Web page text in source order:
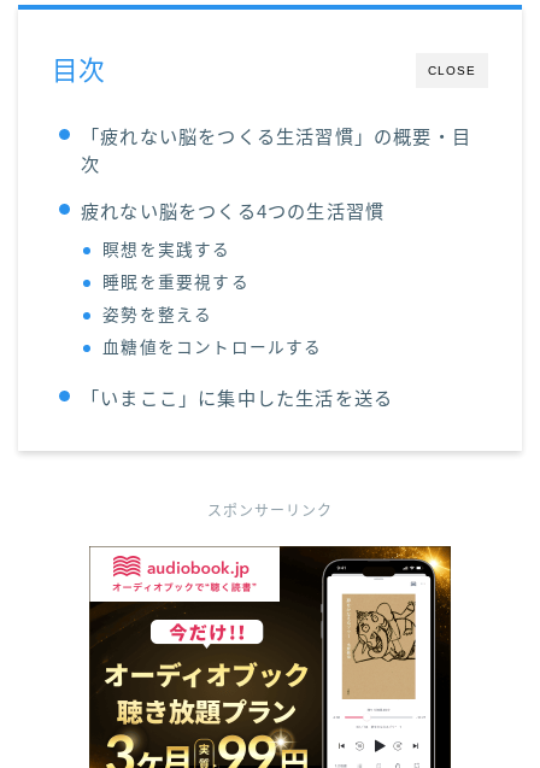
CLOSE
目次
「疲れない脳をつくる生活習慣」の概要・目
次
疲れない脳をつくる4つの生活習慣
瞑想を実践する
睡眠を重要視する
姿勢を整える
血糖値をコントロールする
「いまここ」に集中した生活を送る
スポンサーリンク